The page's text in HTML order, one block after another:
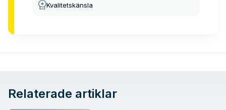
Kvalitetskänsla
Relaterade artiklar